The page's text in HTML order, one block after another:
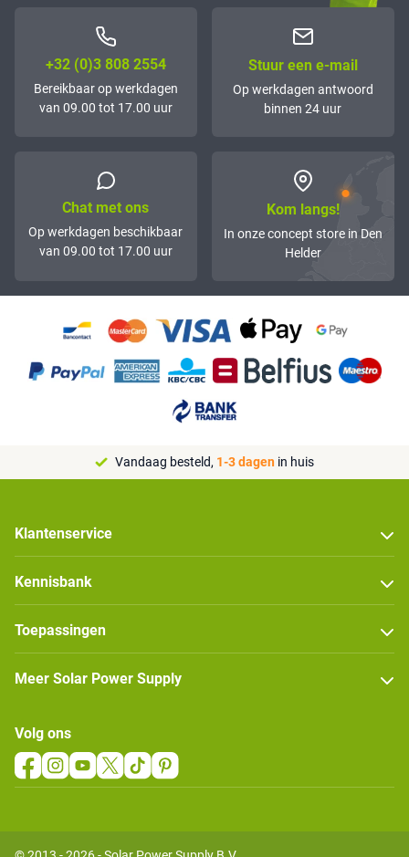
+32 (0)3 808 2554
Bereikbaar op werkdagen
van 09.00 tot 17.00 uur
Stuur een e-mail
Op werkdagen antwoord
binnen 24 uur
Chat met ons
Op werkdagen beschikbaar
van 09.00 tot 17.00 uur
Kom langs!
In onze concept store in Den
Helder
Vandaag besteld, 1-3 dagen in huis
Klantenservice
Kennisbank
Toepassingen
Meer Solar Power Supply
Volg ons